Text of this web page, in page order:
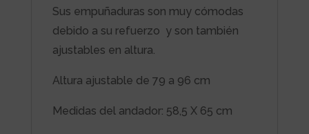
Sus empuñaduras son muy cómodas
debido a su refuerzo y son también
ajustables en altura.
Altura ajustable de 79 a 96 cm
Medidas del andador: 58,5 X 65 cm